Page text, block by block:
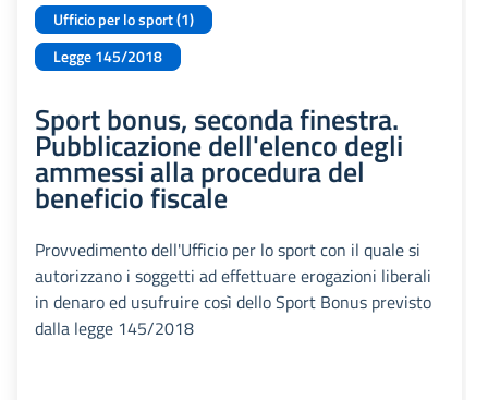
Ufficio per lo sport (1)
Legge 145/2018
Sport bonus, seconda finestra.
Pubblicazione dell'elenco degli
ammessi alla procedura del
beneficio fiscale
Provvedimento dell'Ufficio per lo sport con il quale si
autorizzano i soggetti ad effettuare erogazioni liberali
in denaro ed usufruire così dello Sport Bonus previsto
dalla legge 145/2018